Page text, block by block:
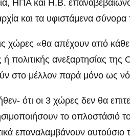
ΗΠΑ και Η.Β.
και τα υφιστάμενα
χώρες «θα απέχουν από
ή πολιτικής ανεξαρτησίας
στο μέλλον παρά μόνο ως
ότι οι 3 χώρες δεν θα
το οπλοστάσιό
επαναλαμβάνουν